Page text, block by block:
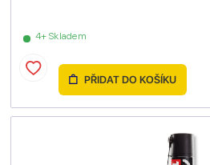
4+ Skladem
PŘIDAT DO KOŠÍKU